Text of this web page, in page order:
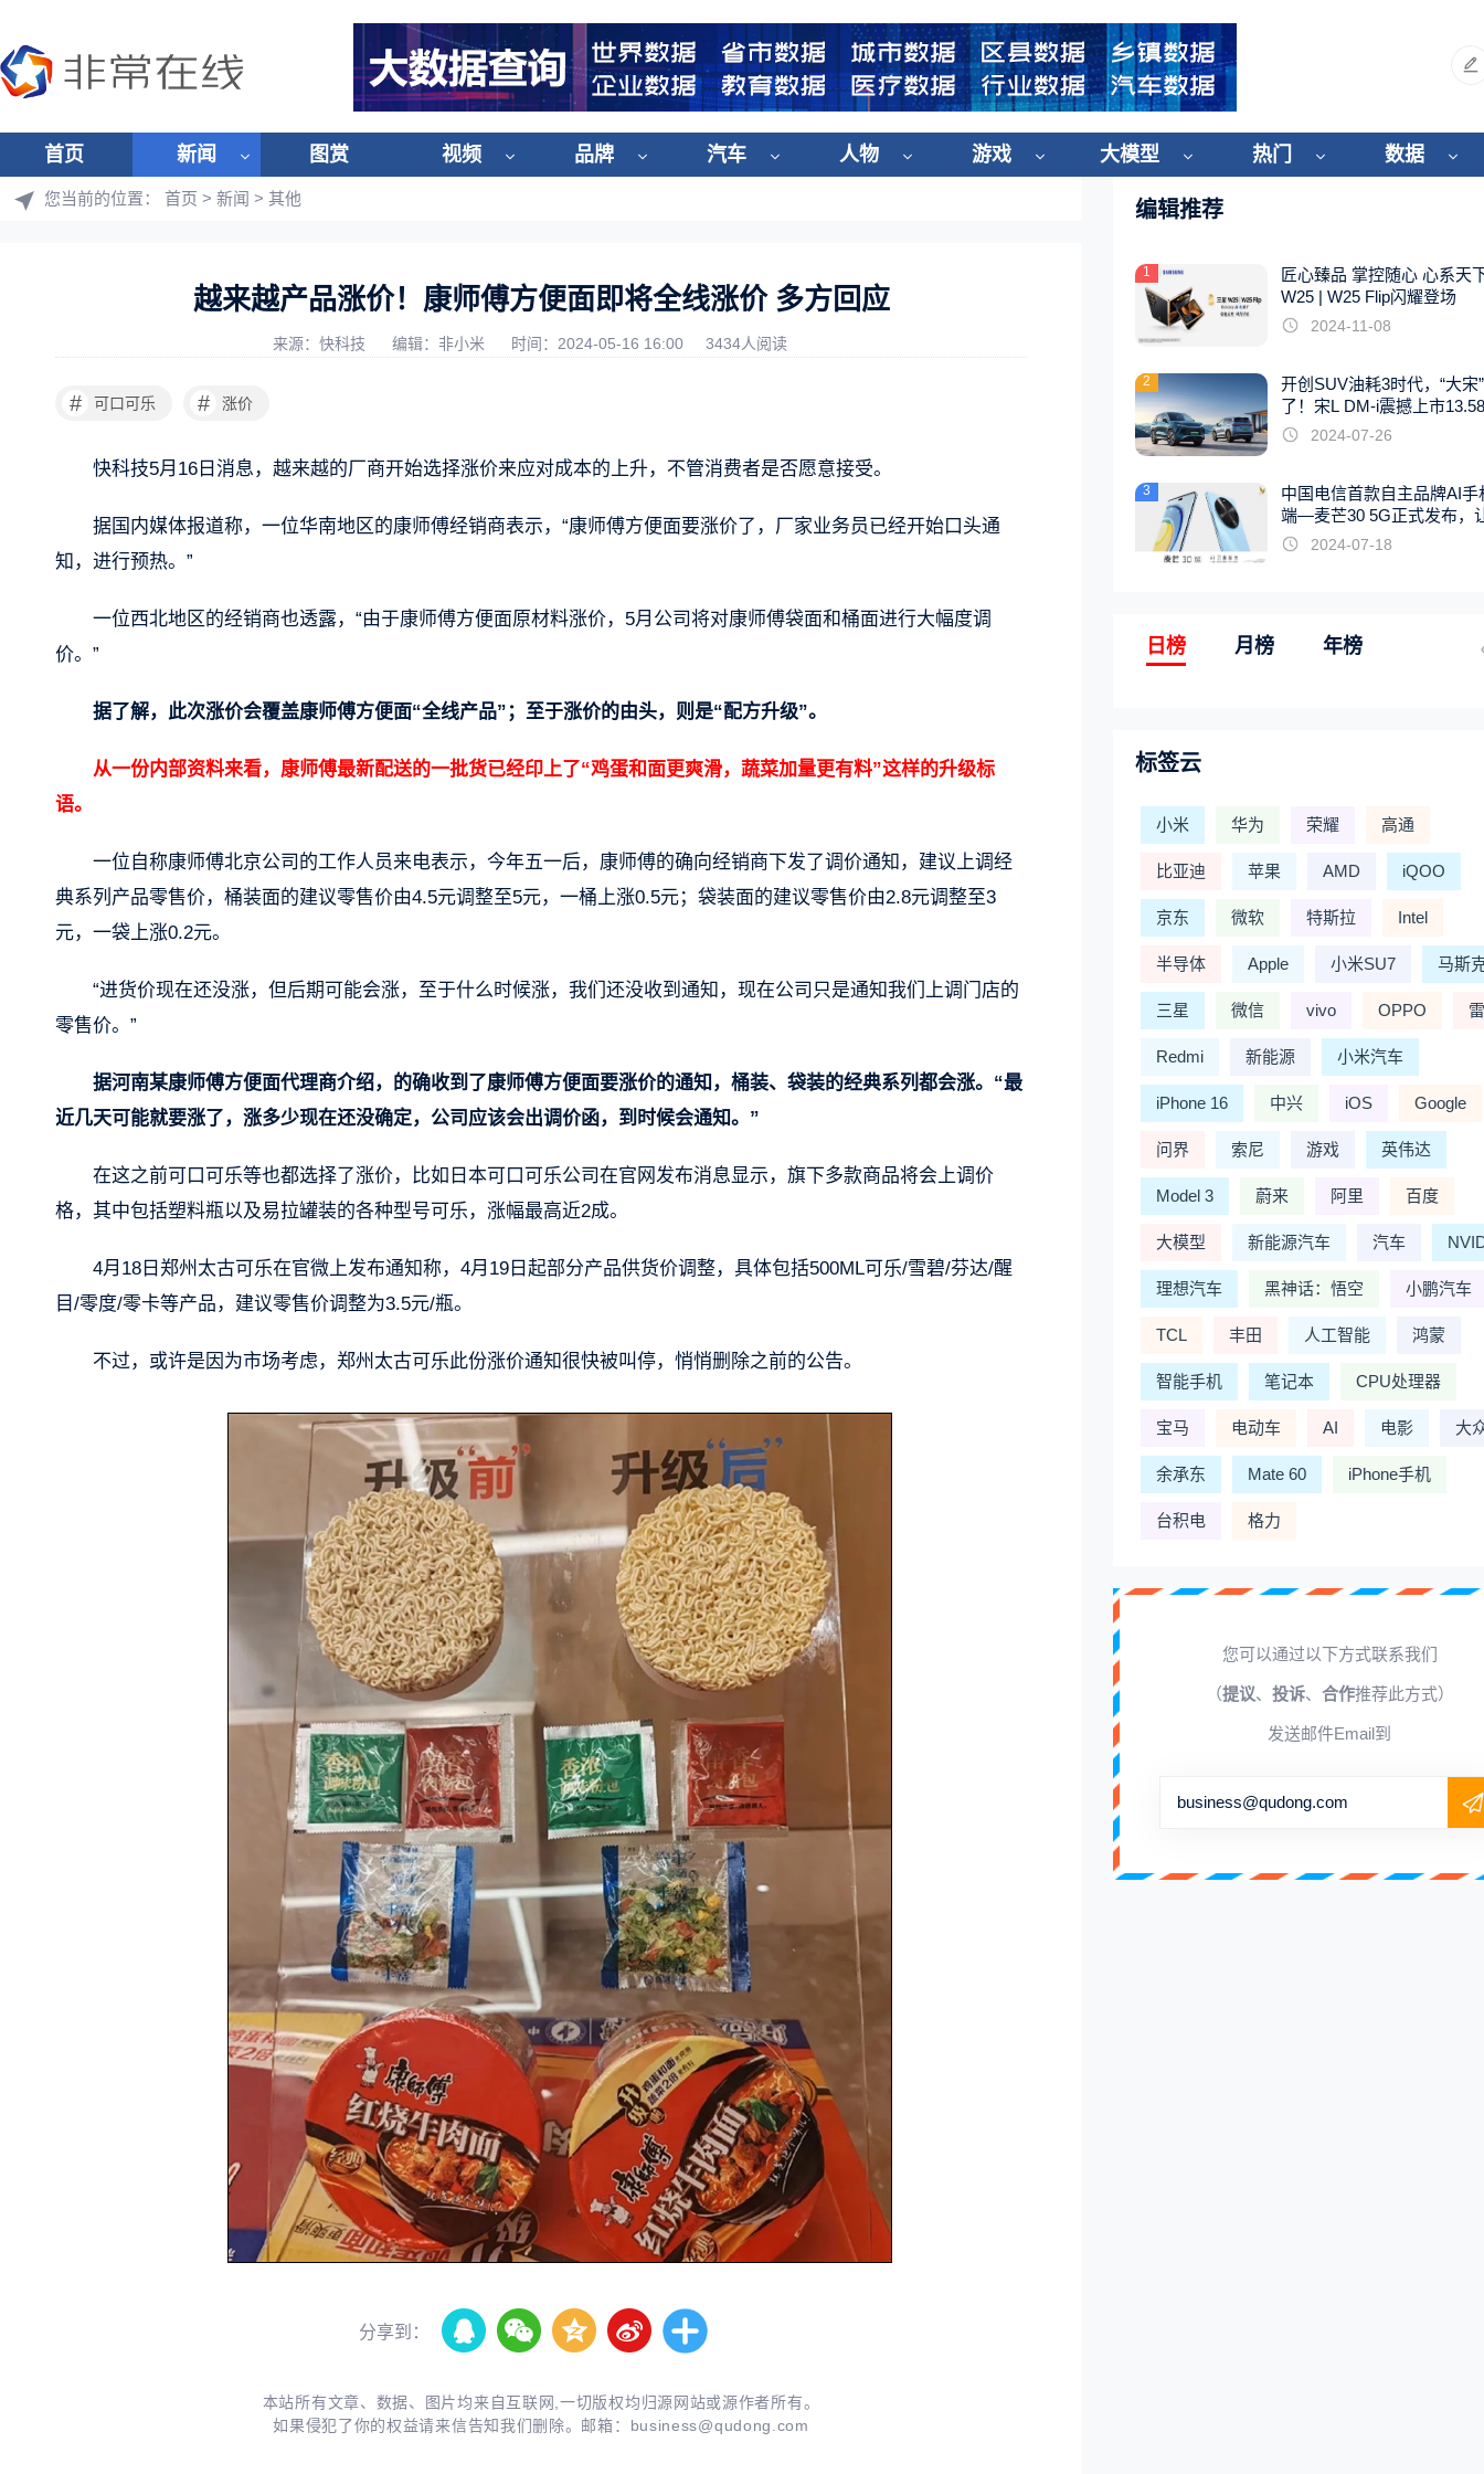
首页 新闻 图赏 视频 品牌 汽车 人物 游戏 大模型 热门 数据
您当前的位置： 首页 > 新闻 > 其他
越来越产品涨价！康师傅方便面即将全线涨价 多方回应
来源：快科技 编辑：非小米 时间：2024-05-16 16:00 3434人阅读
# 可口可乐 # 涨价
快科技5月16日消息，越来越的厂商开始选择涨价来应对成本的上升，不管消费者是否愿意接受。
据国内媒体报道称，一位华南地区的康师傅经销商表示，“康师傅方便面要涨价了，厂家业务员已经开始口头通
知，进行预热。”
一位西北地区的经销商也透露，“由于康师傅方便面原材料涨价，5月公司将对康师傅袋面和桶面进行大幅度调
价。”
据了解，此次涨价会覆盖康师傅方便面“全线产品”；至于涨价的由头，则是“配方升级”。
从一份内部资料来看，康师傅最新配送的一批货已经印上了“鸡蛋和面更爽滑，蔬菜加量更有料”这样的升级标
语。
一位自称康师傅北京公司的工作人员来电表示，今年五一后，康师傅的确向经销商下发了调价通知，建议上调经
典系列产品零售价，桶装面的建议零售价由4.5元调整至5元，一桶上涨0.5元；袋装面的建议零售价由2.8元调整至3
元，一袋上涨0.2元。
“进货价现在还没涨，但后期可能会涨，至于什么时候涨，我们还没收到通知，现在公司只是通知我们上调门店的
零售价。”
据河南某康师傅方便面代理商介绍，的确收到了康师傅方便面要涨价的通知，桶装、袋装的经典系列都会涨。“最
近几天可能就要涨了，涨多少现在还没确定，公司应该会出调价函，到时候会通知。”
在这之前可口可乐等也都选择了涨价，比如日本可口可乐公司在官网发布消息显示，旗下多款商品将会上调价
格，其中包括塑料瓶以及易拉罐装的各种型号可乐，涨幅最高近2成。
4月18日郑州太古可乐在官微上发布通知称，4月19日起部分产品供货价调整，具体包括500ML可乐/雪碧/芬达/醒
目/零度/零卡等产品，建议零售价调整为3.5元/瓶。
不过，或许是因为市场考虑，郑州太古可乐此份涨价通知很快被叫停，悄悄删除之前的公告。
分享到：
本站所有文章、数据、图片均来自互联网,一切版权均归源网站或源作者所有。
如果侵犯了你的权益请来信告知我们删除。邮箱： business@qudong.com
编辑推荐
1
匠心臻品 掌控随心 心系天
W25 | W25 Flip闪耀登场
2024-11-08
2
开创SUV油耗3时代，“大宋
了！宋L DM-i震撼上市
起
2024-07-26
3
中国电信首款自主品牌AI手
端—麦芒30 5G正式发布，
触手可及2024-07-18
日榜 月榜 年榜
标签云
小米 华为 荣耀 高通
比亚迪 苹果 AMD iQOO
京东 微软 特斯拉 Intel
半导体 Apple 小米SU7 马斯
三星 微信 vivo OPPO
Redmi 新能源 小米汽车
iPhone 16 中兴 iOS Google
问界 索尼 游戏 英伟达
Model 3 蔚来 阿里 百度
大模型 新能源汽车 汽车
理想汽车 黑神话：悟空 小鹏汽车
TCL 丰田 人工智能 鸿蒙
智能手机 笔记本 CPU处理器
宝马 电动车 AI 电影 大
余承东 Mate 60 iPhone手机
台积电 格力
您可以通过以下方式联系我们
（提议、 投诉、 合作推荐此方式）
发送邮件Email到
business@qudong.com